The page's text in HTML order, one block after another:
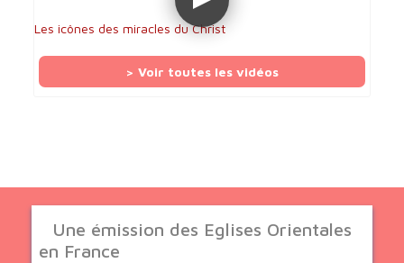
Les icônes des miracles du Christ
> Voir toutes les vidéos
Une émission des Eglises Orientales
en France